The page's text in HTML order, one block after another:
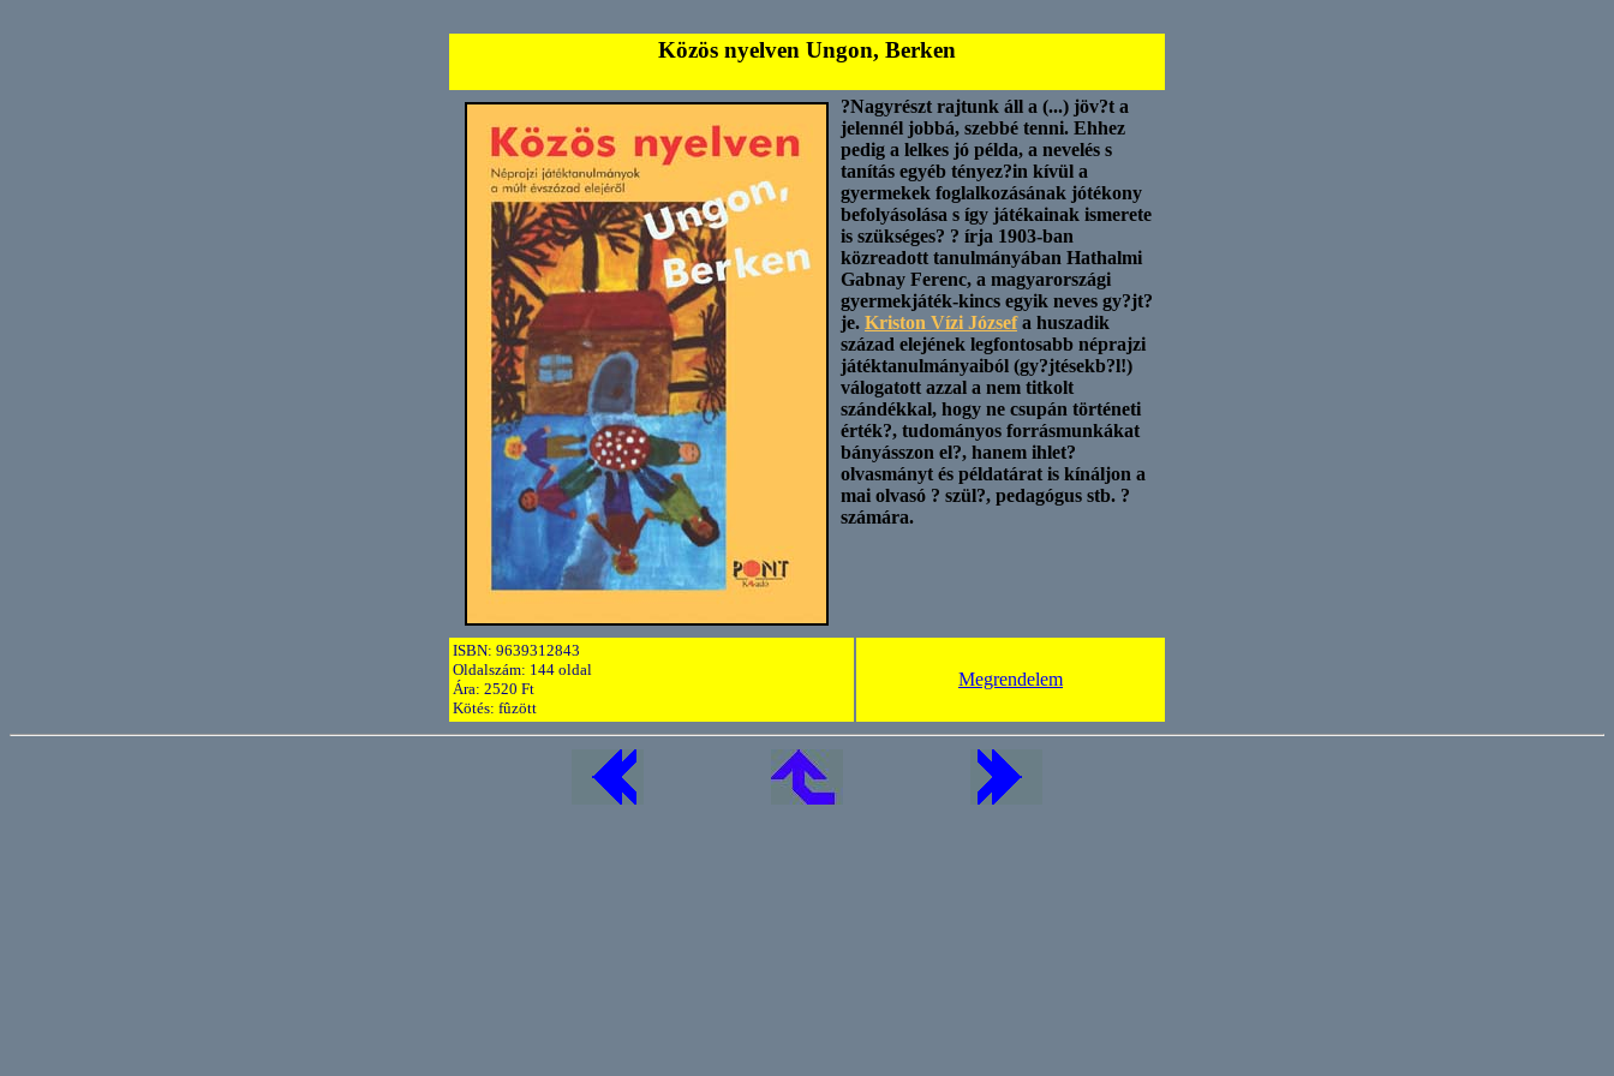
Közös nyelven Ungon, Berken
?Nagyrészt rajtunk áll a (...) jöv?t a
jelennél jobbá, szebbé tenni. Ehhez
pedig a lelkes jó példa, a nevelés s
tanítás egyéb tényez?in kívül a
gyermekek foglalkozásának jótékony
befolyásolása s így játékainak ismerete
is szükséges? ? írja 1903-ban
közreadott tanulmányában Hathalmi
Gabnay Ferenc, a magyarországi
gyermekjáték-kincs egyik neves gy?jt?
je. Kriston Vízi Józsefa huszadik
század elejének legfontosabb néprajzi
játéktanulmányaiból (gy?jtésekb?l!)
válogatott azzal a nem titkolt
szándékkal, hogy ne csupán történeti
érték?, tudományos forrásmunkákat
bányásszon el?, hanem ihlet?
olvasmányt és példatárat is kínáljon a
mai olvasó ? szül?, pedagógus stb. ?
számára.
ISBN: 9639312843
Oldalszám: 144 oldal
Ára: 2520 Ft
Kötés: fûzött
Megrendelem